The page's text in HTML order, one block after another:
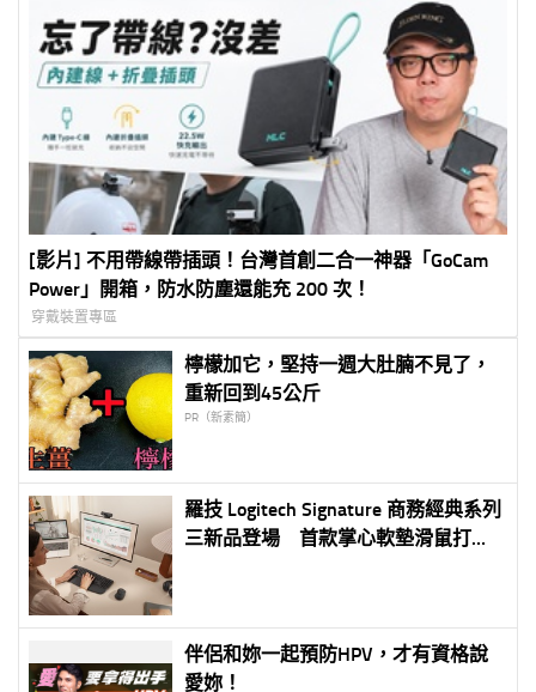
[影片] 不用帶線帶插頭！台灣首創二合一神器「GoCam
Power」開箱，防水防塵還能充 200 次！
穿戴裝置專區
檸檬加它，堅持一週大肚腩不見了，
重新回到45公斤
PR（新素簡）
羅技 Logitech Signature 商務經典系列
三新品登場 首款掌心軟墊滑鼠打造
伴侶和妳一起預防HPV，才有資格說
愛妳！